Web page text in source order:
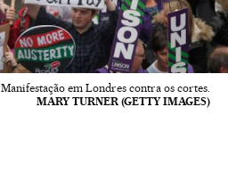
Manifestação em Londres contra os cortes.
MARY TURNER (GETTY IMAGES)